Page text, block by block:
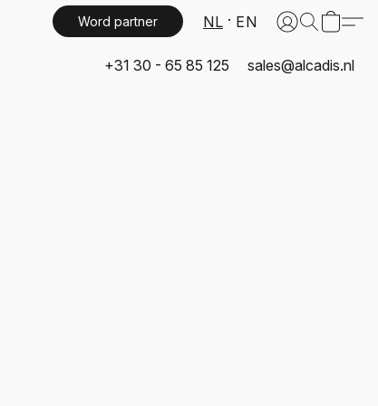
Word partner NL EN
+31 30 - 65 85 125 sales@alcadis.nl